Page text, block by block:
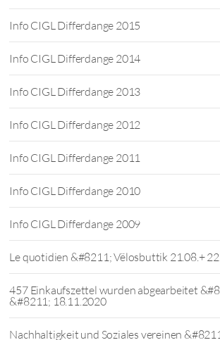
Info CIGL Differdange 2015
Info CIGL Differdange 2014
Info CIGL Differdange 2013
Info CIGL Differdange 2012
Info CIGL Differdange 2011
Info CIGL Differdange 2010
Info CIGL Differdange 2009
Le quotidien &#8211; Vëlosbuttik 21.08.+
457 Einkaufszettel wurden abgearbeitet
&#8211; 18.11.2020
Nachhaltigkeit und Soziales vereinen